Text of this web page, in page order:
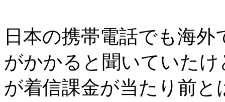
日本の携帯電話でも海
がかかると聞いていた
が着信課金が当たり前と